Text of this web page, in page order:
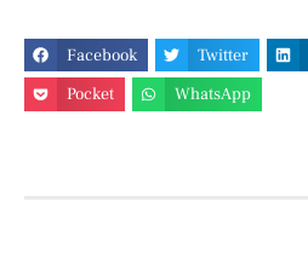
Facebook Twitter
Pocket
WhatsApp